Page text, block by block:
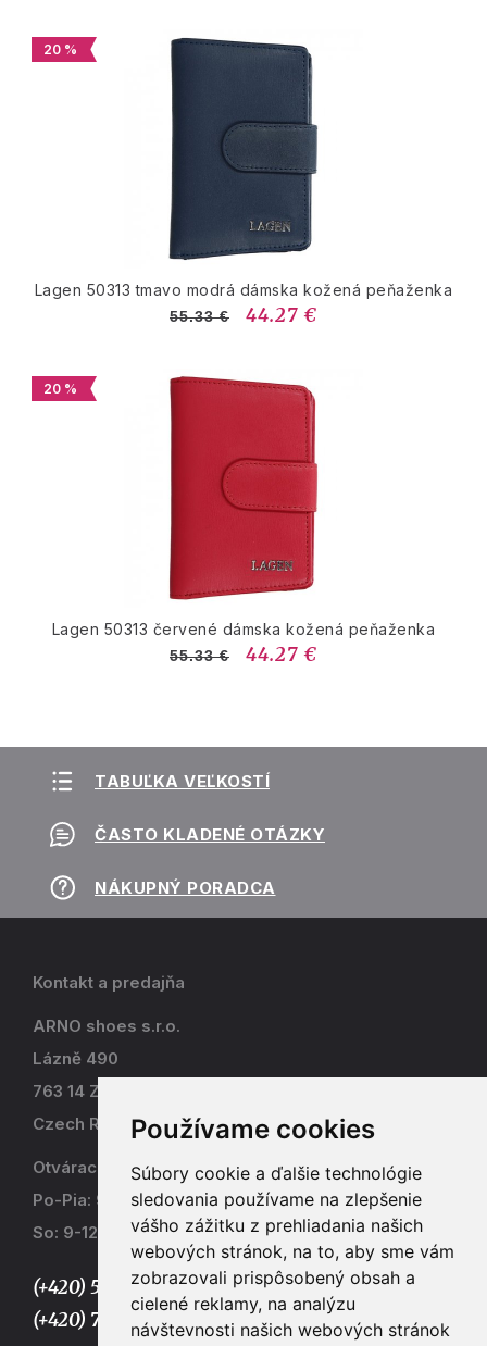
Používame cookies
Súbory cookie a ďalšie technológie
sledovania používame na zlepšenie
vášho zážitku z prehliadania našich
webových stránok, na to, aby sme vám
zobrazovali prispôsobený obsah a
cielené reklamy, na analýzu
návštevnosti našich webových stránok
20 %
Lagen 50313 tmavo modrá dámska kožená peňaženka
55.33 € 44.27 €
20 %
Lagen 50313 červené dámska kožená peňaženka
55.33 € 44.27 €
TABUĽKA VEĽKOSTÍ
ČASTO KLADENÉ OTÁZKY
NÁKUPNÝ PORADCA
Kontakt a predajňa
ARNO shoes s.r.o.
Lázně 490
763 14 Zlín - Kostelec
Czech Republic
Otváracia doba
Po-Pia: 9-17
So: 9-12
(+420) 577 915 036,
(+420) 773 667 390